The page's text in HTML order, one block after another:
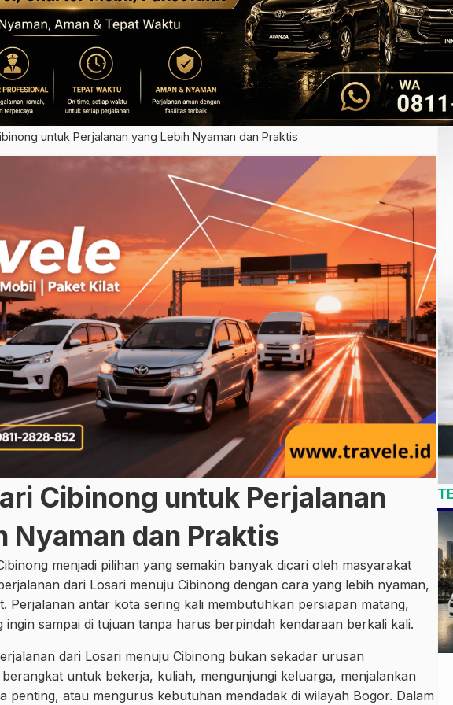
untuk Perjalanan yang Lebih Nyaman dan Praktis
Cibinong untuk Perjalanan
Nyaman dan Praktis
menjadi pilihan yang semakin banyak dicari oleh masyarakat
dari Losari menuju Cibinong dengan cara yang lebih nyaman,
Perjalanan antar kota sering kali membutuhkan persiapan matang,
ingin sampai di tujuan tanpa harus berpindah kendaraan berkali kali.
dari Losari menuju Cibinong bukan sekadar urusan
untuk bekerja, kuliah, mengunjungi keluarga, menjalankan
penting, atau mengurus kebutuhan mendadak di wilayah Bogor. Dalam